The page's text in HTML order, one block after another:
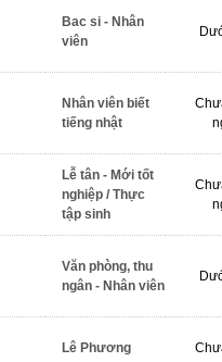
Bac si - Nhân
viên
Nhân viên biết
tiếng nhật
Lễ tân - Mới tốt
nghiệp / Thực
tập sinh
Văn phòng, thu
ngân - Nhân viên
Lê Phương